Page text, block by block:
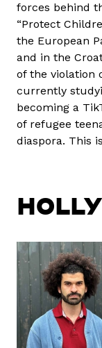
forces behind
“Protect
the European
and in the
of the violation
currently
becoming a
of refugee
diaspora. This